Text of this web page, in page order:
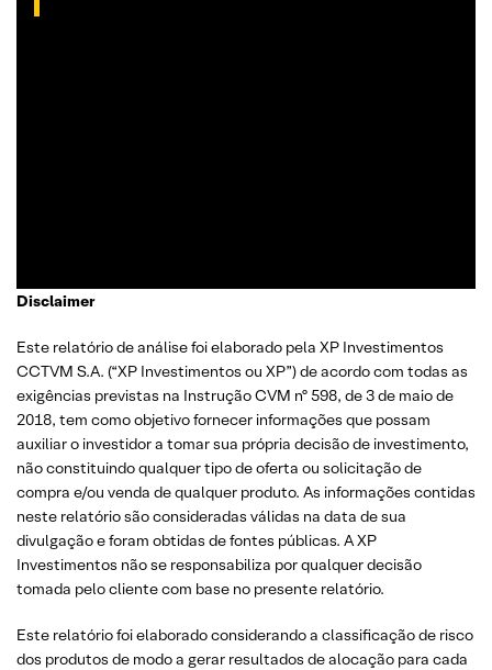
Disclaimer
Este relatório de análise foi elaborado pela XP Investimentos
CCTVM S.A. (“XP Investimentos ou XP”) de acordo com todas as
exigências previstas na Instrução CVM nº 598, de 3 de maio de
2018, tem como objetivo fornecer informações que possam
auxiliar o investidor a tomar sua própria decisão de investimento,
não constituindo qualquer tipo de oferta ou solicitação de
compra e/ou venda de qualquer produto. As informações contidas
neste relatório são consideradas válidas na data de sua
divulgação e foram obtidas de fontes públicas. A XP
Investimentos não se responsabiliza por qualquer decisão
tomada pelo cliente com base no presente relatório.
Este relatório foi elaborado considerando a classificação de risco
dos produtos de modo a gerar resultados de alocação para cada